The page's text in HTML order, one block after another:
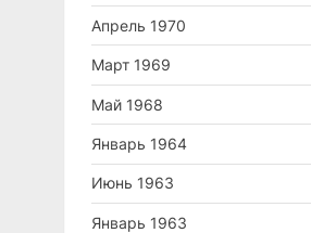
Апрель 1970
Март 1969
Май 1968
Январь 1964
Июнь 1963
Январь 1963